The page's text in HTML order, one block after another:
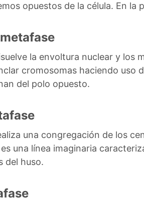
opuestos de la célula. En la
la envoltura nuclear y los
cromosomas haciendo uso
del polo opuesto.
una congregación de los
una línea imaginaria
del huso.